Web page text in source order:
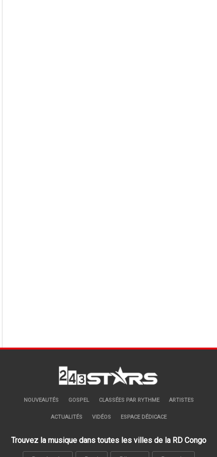
NOUVEAUTÉS GOSPEL CLASSÉES PAR RYTHME ARTISTES
ACTUALITÉS VIDÉOS ESPACE DÉDICACE
Trouvez la musique dans toutes les villes de la RD Congo